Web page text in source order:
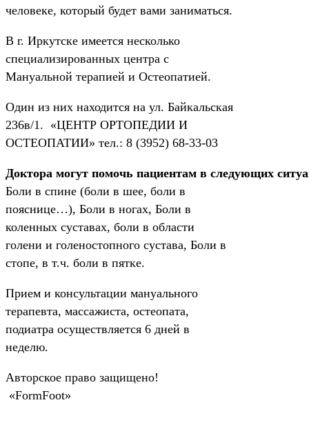
человеке, который будет вами заниматься.
В г. Иркутске имеется несколько
специализированных центра с
Мануальной терапией и Остеопатией.
Один из них находится на ул. Байкальская
236в/1. «ЦЕНТР ОРТОПЕДИИ И
ОСТЕОПАТИИ» тел.: 8 (3952) 68-33-03
Доктора могут помочь пациентам в следующих
Боли в спине (боли в шее, боли в
пояснице…), Боли в ногах, Боли в
коленных суставах, боли в области
голени и голеностопного сустава, Боли в
стопе, в т.ч. боли в пятке.
Прием и консультации мануального
терапевта, массажиста, остеопата,
подиатра осуществляется 6 дней в
неделю.
Авторское право защищено!
«FormFoot»